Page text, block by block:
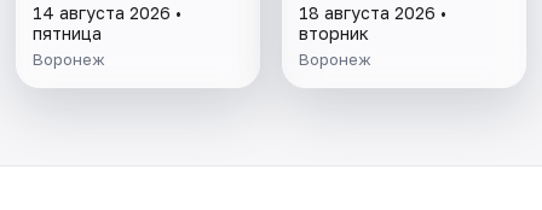
14 августа 2026 •
пятница
Воронеж
18 августа 2026 •
вторник
Воронеж